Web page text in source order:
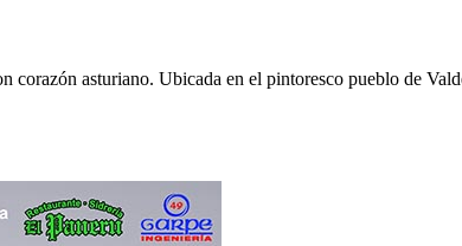
corazón asturiano. Ubicada en el pintoresco pueblo de